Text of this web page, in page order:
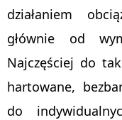
działaniem
głównie od
Najczęściej do
hartowane,
do